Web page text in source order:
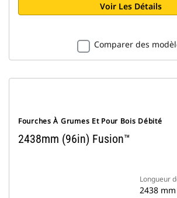
Voir Les Détails
Comparer des
Fourches À Grumes Et Pour Bois Débité
2438mm (96in) Fusion™
Longueur
2438 mm